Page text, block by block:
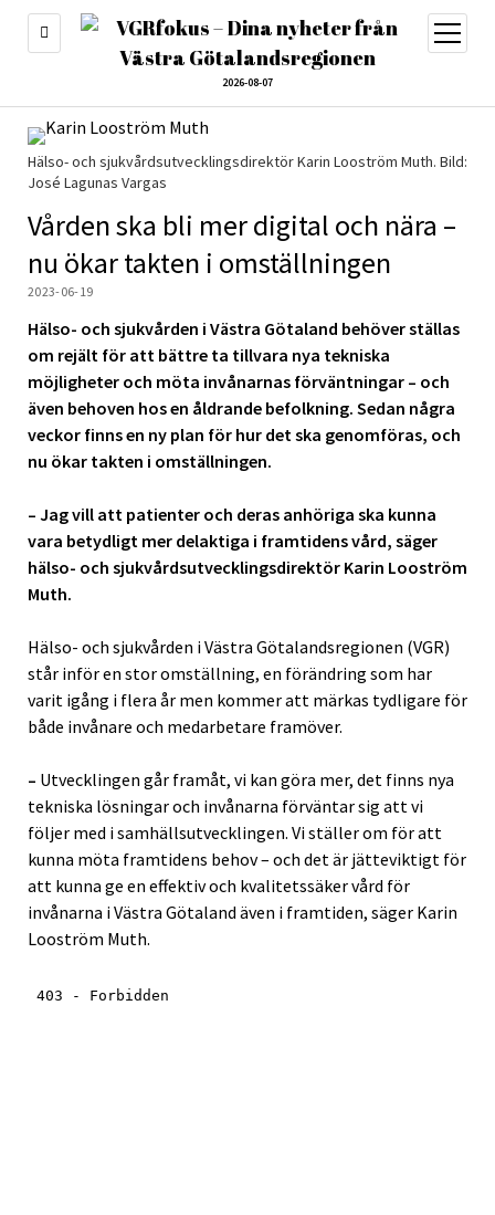
2026-08-07
öppna
meny
Hälso- och sjukvårdsutvecklingsdirektör Karin Looström Muth. Bild:
José Lagunas Vargas
Vården ska bli mer digital och nära –
nu ökar takten i omställningen
2023-06-19
Hälso- och sjukvården i Västra Götaland behöver ställas
om rejält för att bättre ta tillvara nya tekniska
möjligheter och möta invånarnas förväntningar – och
även behoven hos en åldrande befolkning. Sedan några
veckor finns en ny plan för hur det ska genomföras, och
nu ökar takten i omställningen.
– Jag vill att patienter och deras anhöriga ska kunna
vara betydligt mer delaktiga i framtidens vård, säger
hälso- och sjukvårdsutvecklingsdirektör Karin Looström
Muth.
Hälso- och sjukvården i Västra Götalandsregionen (VGR)
står inför en stor omställning, en förändring som har
varit igång i flera år men kommer att märkas tydligare för
både invånare och medarbetare framöver.
– Utvecklingen går framåt, vi kan göra mer, det finns nya
tekniska lösningar och invånarna förväntar sig att vi
följer med i samhällsutvecklingen. Vi ställer om för att
kunna möta framtidens behov – och det är jätteviktigt för
att kunna ge en effektiv och kvalitetssäker vård för
invånarna i Västra Götaland även i framtiden, säger Karin
Looström Muth.